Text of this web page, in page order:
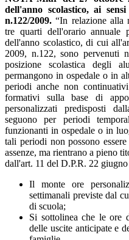
dell'anno scolastico, ai sensi
n.122/2009.“In relazione alla
tre quarti dell'orario annuale
dell'anno scolastico, di cui
2009, n.122, sono pervenuti
posizione scolastica degli
permangono in ospedale o in
periodi anche non
formativi sulla base di
personalizzati predisposti
seguono per periodi
funzionanti in ospedale o in
tali periodi non possono
assenze, ma rientrano a pieno
dall'art. 11 del D.P.R. 22
Il monte ore
settimanali previste dal
di scuola;
Si sottolinea che le ore
delle uscite anticipate e